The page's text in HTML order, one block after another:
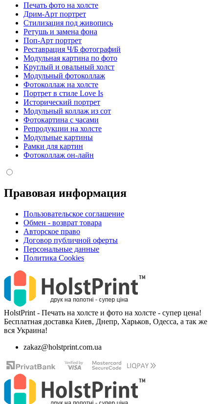
Печать фото на холсте
Дрим-Арт портрет
Стилизация под живопись
Ретушь и замена фона
Поп-Арт портрет
Реставрация Ч/Б фотографий
Модульная картина по фото
Круглый и овальный холст
Модульный фотоколлаж
Фотоколлаж на холсте
Портрет в стиле Love Is
Исторический портрет
Модульный коллаж из сот
Фотокартина с часами
Репродукции на холсте
Модульные картины
Рамки для картин
Фотоколлаж он-лайн
Правовая информация
Пользовательское соглашение
Обмен - возврат товара
Авторское право
Договор публичной оферты
Персональные данные
Политика Cookies
HolstPrint - Печать на холсте и фото на холсте - супер цена!
Бесплатная доставка Киев, Днепр, Харьков, Одесса, а так же
вся Украина!
zakaz@holstprint.com.ua